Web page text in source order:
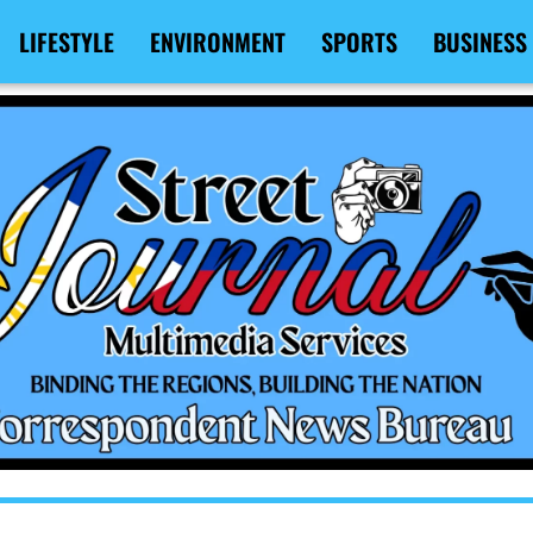
LIFESTYLE ENVIRONMENT SPORTS BUSINESS